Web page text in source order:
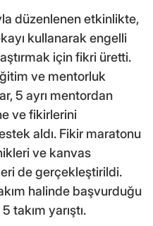
düzenlenen etkinlikte,
kullanarak engelli
için fikri üretti.
ve mentorluk
5 ayrı mentordan
ve fikirlerini
aldı. Fikir maratonu
ve kanvas
de gerçekleştirildi.
halinde başvurduğu
takım yarıştı.